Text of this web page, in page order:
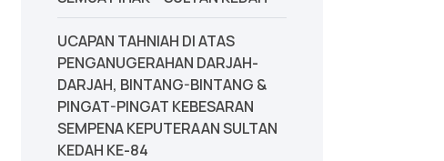
UCAPAN TAHNIAH DI ATAS
PENGANUGERAHAN DARJAH-
DARJAH, BINTANG-BINTANG &
PINGAT-PINGAT KEBESARAN
SEMPENA KEPUTERAAN SULTAN
KEDAH KE-84